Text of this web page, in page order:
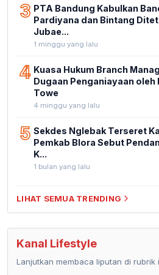
3 PTA Bandung Kabulkan
Pardiyana dan Bintang
Jubae...
1 minggu yang lalu
4 Kuasa Hukum Branch
Dugaan Penganiayaan oleh
Towe
4 minggu yang lalu
5 Sekdes Nglebak Terseret
Pemkab Blora Sebut
K...
1 bulan yang lalu
LIHAT SEMUA TRENDING
Kanal Lifestyle
Lanjutkan membaca liputan di rubrik